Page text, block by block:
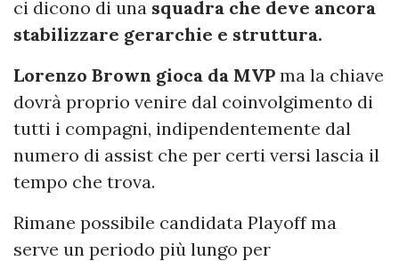
ci dicono di una squadra che deve ancora
stabilizzare gerarchie e struttura.
Lorenzo Brown gioca da MVP ma la chiave
dovrà proprio venire dal coinvolgimento di
tutti i compagni, indipendentemente dal
numero di assist che per certi versi lascia il
tempo che trova.
Rimane possibile candidata Playoff ma
serve un periodo più lungo per